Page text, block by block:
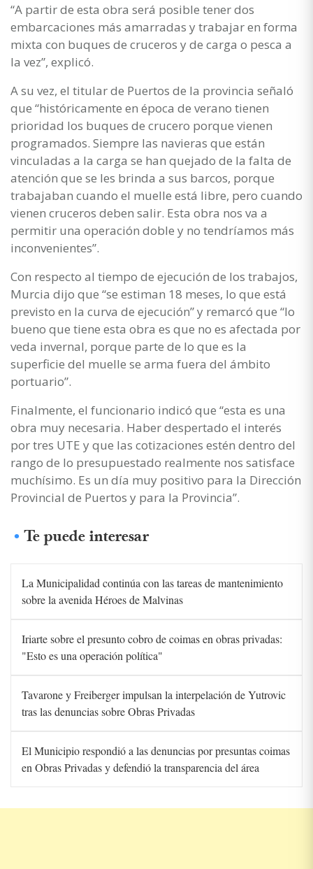
“A partir de esta obra será posible tener dos
embarcaciones más amarradas y trabajar en forma
mixta con buques de cruceros y de carga o pesca a
la vez”, explicó.
A su vez, el titular de Puertos de la provincia señaló
que “históricamente en época de verano tienen
prioridad los buques de crucero porque vienen
programados. Siempre las navieras que están
vinculadas a la carga se han quejado de la falta de
atención que se les brinda a sus barcos, porque
trabajaban cuando el muelle está libre, pero cuando
vienen cruceros deben salir. Esta obra nos va a
permitir una operación doble y no tendríamos más
inconvenientes”.
Con respecto al tiempo de ejecución de los trabajos,
Murcia dijo que “se estiman 18 meses, lo que está
previsto en la curva de ejecución” y remarcó que “lo
bueno que tiene esta obra es que no es afectada por
veda invernal, porque parte de lo que es la
superficie del muelle se arma fuera del ámbito
portuario”.
Finalmente, el funcionario indicó que “esta es una
obra muy necesaria. Haber despertado el interés
por tres UTE y que las cotizaciones estén dentro del
rango de lo presupuestado realmente nos satisface
muchísimo. Es un día muy positivo para la Dirección
Provincial de Puertos y para la Provincia”.
Te puede interesar
La Municipalidad continúa con las tareas de mantenimiento
sobre la avenida Héroes de Malvinas
Iriarte sobre el presunto cobro de coimas en obras privadas:
"Esto es una operación política"
Tavarone y Freiberger impulsan la interpelación de Yutrovic
tras las denuncias sobre Obras Privadas
El Municipio respondió a las denuncias por presuntas coimas
en Obras Privadas y defendió la transparencia del área